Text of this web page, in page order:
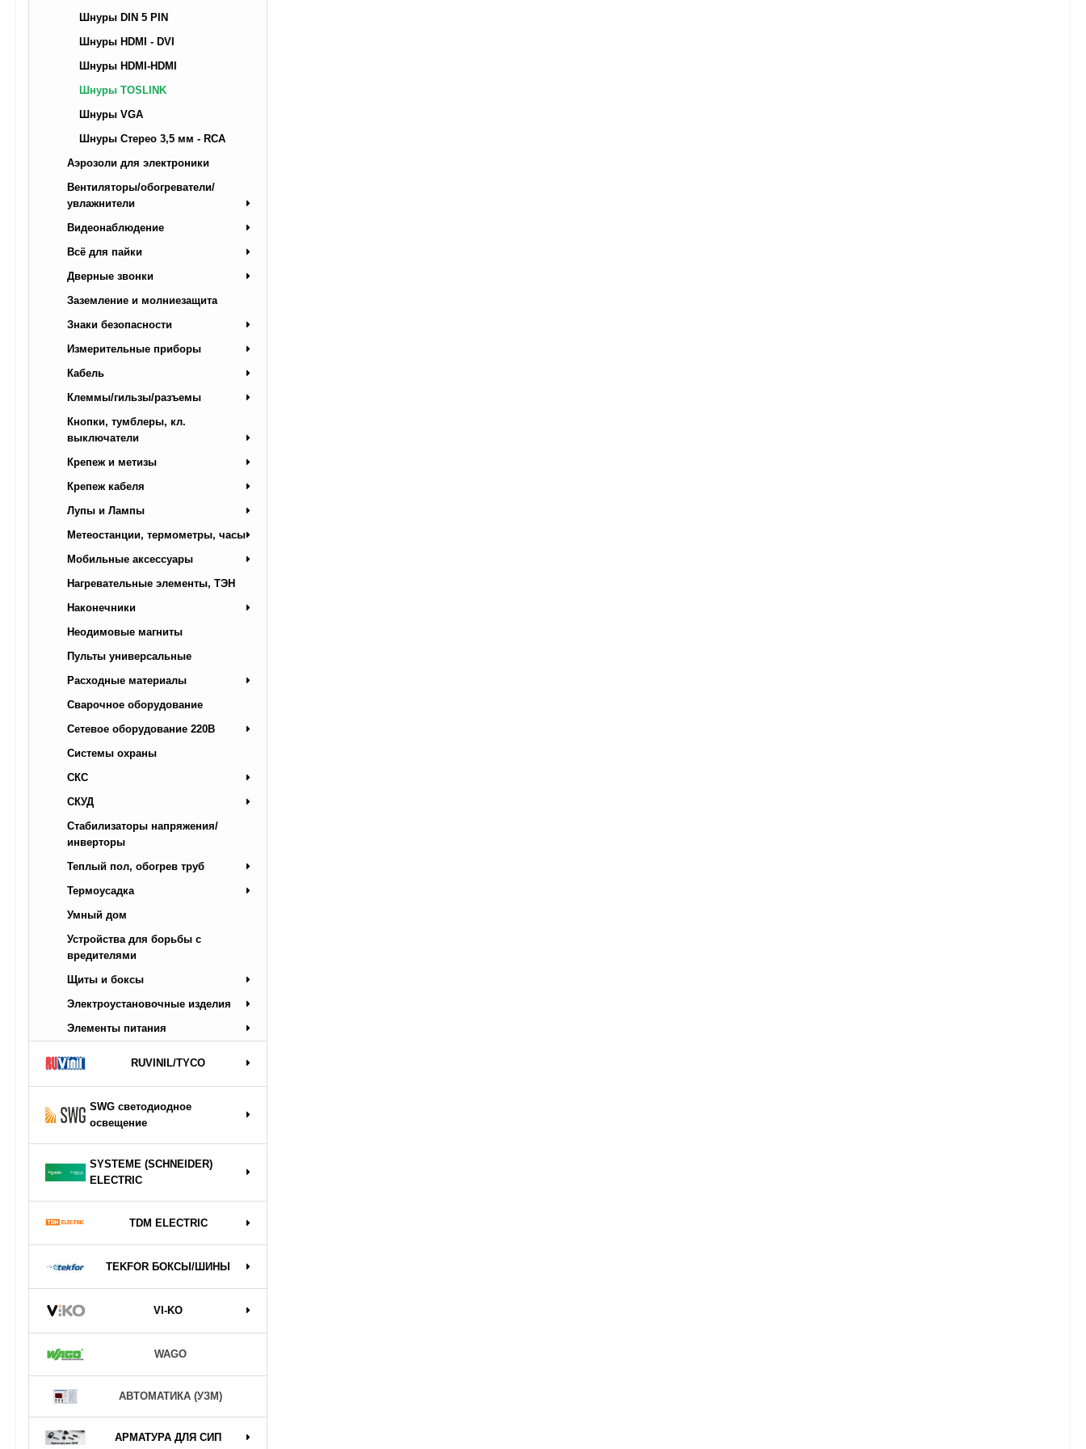
Шнуры DIN 5 PIN
Шнуры HDMI - DVI
Шнуры HDMI-HDMI
Шнуры TOSLINK
Шнуры VGA
Шнуры Стерео 3,5 мм - RCA
Аэрозоли для электроники
Вентиляторы/обогреватели/
увлажнители
Видеонаблюдение
Всё для пайки
Дверные звонки
Заземление и молниезащита
Знаки безопасности
Измерительные приборы
Кабель
Клеммы/гильзы/разъемы
Кнопки, тумблеры, кл.
выключатели
Крепеж и метизы
Крепеж кабеля
Лупы и Лампы
Метеостанции, термометры, часы
Мобильные аксессуары
Нагревательные элементы, ТЭН
Наконечники
Неодимовые магниты
Пульты универсальные
Расходные материалы
Сварочное оборудование
Сетевое оборудование 220В
Системы охраны
СКС
СКУД
Стабилизаторы напряжения/
инверторы
Теплый пол, обогрев труб
Термоусадка
Умный дом
Устройства для борьбы с
вредителями
Щиты и боксы
Электроустановочные изделия
Элементы питания
RUVINIL/TYCO
SWG светодиодное
освещение
SYSTEME (SCHNEIDER)
ELECTRIC
TDM ELECTRIC
TEKFOR БОКСЫ/ШИНЫ
VI-KO
WAGO
АВТОМАТИКА (УЗМ)
АРМАТУРА ДЛЯ СИП